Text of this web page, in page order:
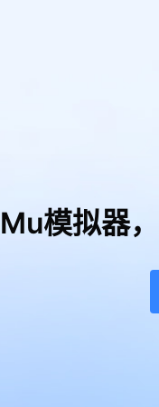
模拟器，